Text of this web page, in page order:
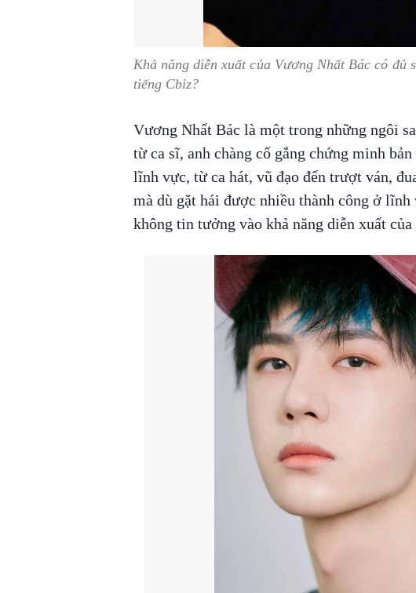
Khả năng diễn xuất của Vương Nhất Bác có đủ
tiếng Cbiz?
Vương Nhất Bác là một trong những ngôi
từ ca sĩ, anh chàng cố gắng chứng minh
lĩnh vực, từ ca hát, vũ đạo đến trượt ván,
mà dù gặt hái được nhiều thành công ở
không tin tưởng vào khả năng diễn xuất của